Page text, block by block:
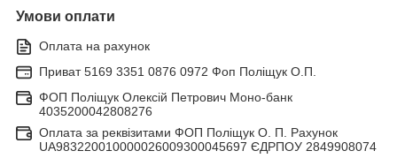
Умови оплати
Оплата на рахунок
Приват 5169 3351 0876 0972 Фоп Поліщук О.П.
ФОП Поліщук Олексій Петрович Моно-банк
4035200042808276
Оплата за реквізитами ФОП Поліщук О. П. Рахунок
UA983220010000026009300045697 ЄДРПОУ 2849908074